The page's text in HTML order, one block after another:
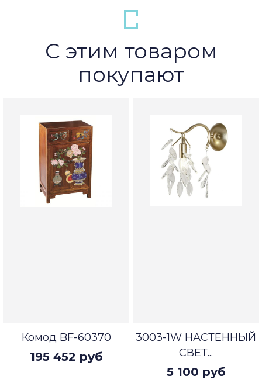
С этим товаром
покупают
Комод BF-60370
195 452 руб
3003-1W НАСТЕННЫЙ
СВЕТ...
5 100 руб